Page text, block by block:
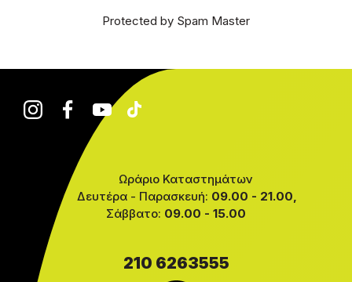
Protected by Spam Master
Ωράριο Καταστημάτων
Δευτέρα - Παρασκευή: 09.00 - 21.00,
Σάββατο: 09.00 - 15.00
210 6263555